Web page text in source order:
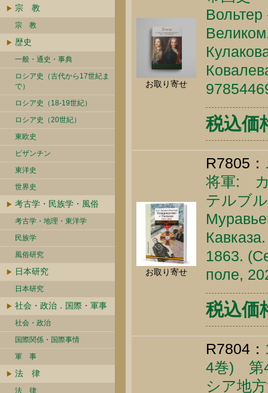
宗 教
宗 教
歴史
一般・通史・事典
ロシア史（古代から17世紀ま
で）
ロシア史（18-19世紀）
ロシア史（20世紀）
東欧史
ビザンチン
東洋史
世界史
考古学・民族学・風俗
考古学・地理・東洋学
民族学
風俗研究
日本研究
日本研究
社会・政治．国際・軍事
社会・政治
国際関係・国際事情
軍 事
法 律
法 律
お取り寄せ
税込価
お取り寄せ
R7805：
将軍: カ
テルブ
1863.
поле,
税込価
R7804：
4巻) 第
シア地